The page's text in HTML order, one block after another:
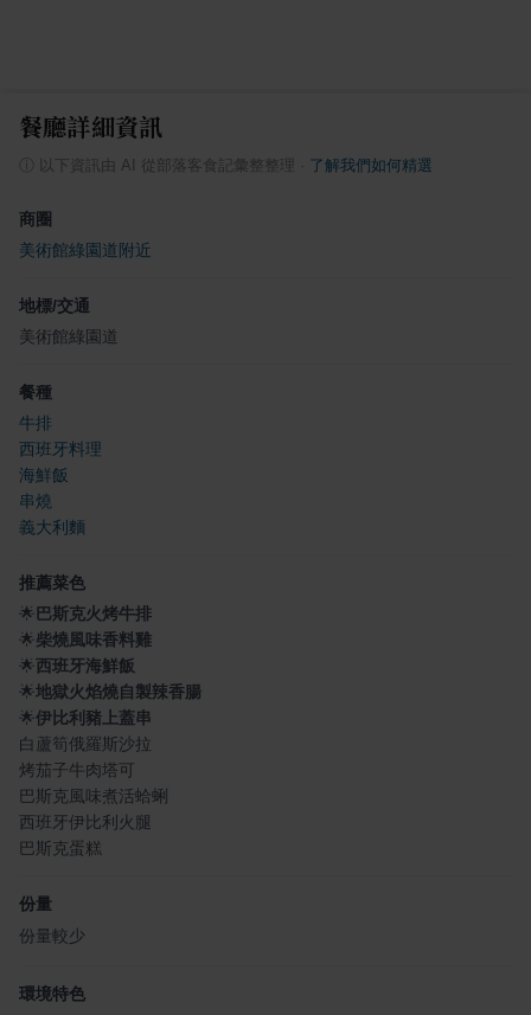
餐廳詳細資訊
以下資訊由 AI 從部落客食記彙整整理 了解我們如何精選
商圈
美術館綠園道附近
地標/交通
美術館綠園道
餐種
牛排
西班牙料理
海鮮飯
串燒
義大利麵
推薦菜色
🌟 巴斯克火烤牛排
🌟柴燒風味香料雞
🌟西班牙海鮮飯
🌟地獄火焰燒自製辣香腸
🌟伊比利豬上蓋串
白蘆筍俄羅斯沙拉
烤茄子牛肉塔可
巴斯克風味煮活蛤蜊
西班牙伊比利火腿
巴斯克蛋糕
份量
份量較少
環境特色